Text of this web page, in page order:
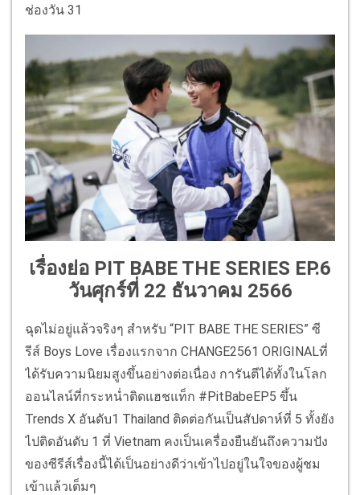
ช่องวัน 31
เรื่องย่อ PIT BABE THE SERIES EP.6
วันศุกร์ที่ 22 ธันวาคม 2566
ฉุดไม่อยู่แล้วจริงๆ สำหรับ “PIT BABE THE SERIES” ซี
รีส์ Boys Love เรื่องแรกจาก CHANGE2561 ORIGINALที่
ได้รับความนิยมสูงขึ้นอย่างต่อเนื่อง การันตีได้ทั้งในโลก
ออนไลน์ที่กระหน่ำติดแฮชแท็ก #PitBabeEP5 ขึ้น
Trends X อันดับ1 Thailand ติดต่อกันเป็นสัปดาห์ที่ 5 ทั้งยัง
ไปติดอันดับ 1 ที่ Vietnam คงเป็นเครื่องยืนยันถึงความปัง
ของซีรีส์เรื่องนี้ได้เป็นอย่างดีว่าเข้าไปอยู่ในใจของผู้ชม
เข้าแล้วเต็มๆ